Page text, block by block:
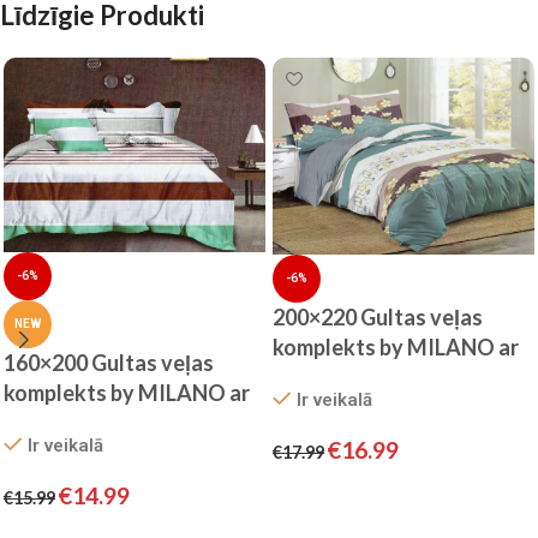
Līdzīgie Produkti
-6%
NEW
160×200 Gultas veļas
komplekts by MILANO ar
SATĪNS
Ir veikalā
€15.99€14.99
-6%
200×220 Gultas veļas
komplekts by MILANO ar
SATĪNS
Ir veikalā
€17.99€16.99